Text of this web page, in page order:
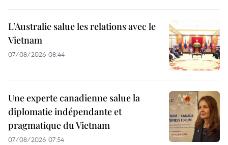
L’Australie salue les relations avec le
Vietnam
07/08/2026 08:44
Une experte canadienne salue la
diplomatie indépendante et
pragmatique du Vietnam
07/08/2026 07:54